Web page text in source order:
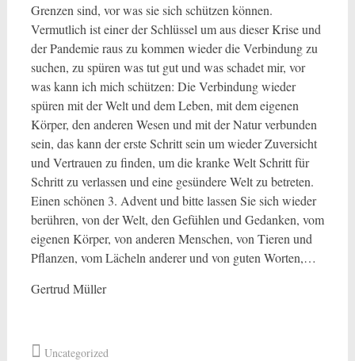
Grenzen sind, vor was sie sich schützen können.
Vermutlich ist einer der Schlüssel um aus dieser Krise und
der Pandemie raus zu kommen wieder die Verbindung zu
suchen, zu spüren was tut gut und was schadet mir, vor
was kann ich mich schützen: Die Verbindung wieder
spüren mit der Welt und dem Leben, mit dem eigenen
Körper, den anderen Wesen und mit der Natur verbunden
sein, das kann der erste Schritt sein um wieder Zuversicht
und Vertrauen zu finden, um die kranke Welt Schritt für
Schritt zu verlassen und eine gesündere Welt zu betreten.
Einen schönen 3. Advent und bitte lassen Sie sich wieder
berühren, von der Welt, den Gefühlen und Gedanken, vom
eigenen Körper, von anderen Menschen, von Tieren und
Pflanzen, vom Lächeln anderer und von guten Worten,…
Gertrud Müller
Uncategorized